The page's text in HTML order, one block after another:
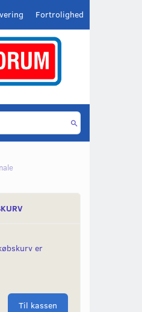
Fortrolighed
er
Til kassen